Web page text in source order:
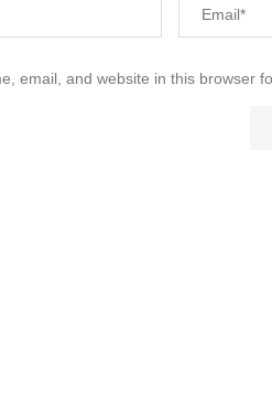
email, and website in this browser